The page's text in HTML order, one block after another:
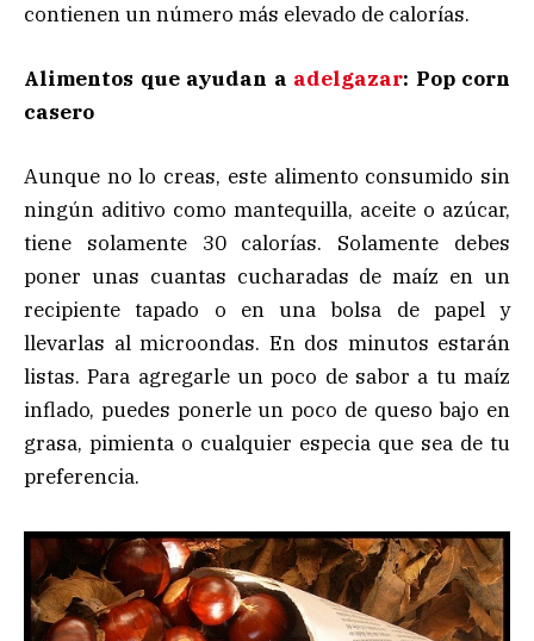
contienen un número más elevado de calorías.
Alimentos que ayudan a adelgazar: Pop corn
casero
Aunque no lo creas, este alimento consumido sin
ningún aditivo como mantequilla, aceite o azúcar,
tiene solamente 30 calorías. Solamente debes
poner unas cuantas cucharadas de maíz en un
recipiente tapado o en una bolsa de papel y
llevarlas al microondas. En dos minutos estarán
listas. Para agregarle un poco de sabor a tu maíz
inflado, puedes ponerle un poco de queso bajo en
grasa, pimienta o cualquier especia que sea de tu
preferencia.